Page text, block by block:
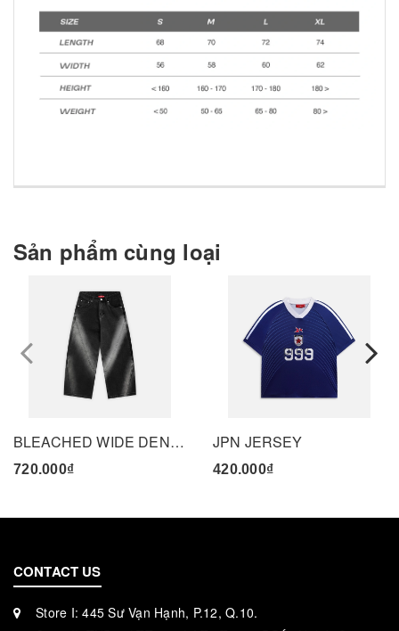
Sản phẩm cùng loại
BLEACHED WIDE DENIM PANTS - BLACK
720.000₫
JPN JERSEY
420.000₫
prev
CONTACT US
Store I: 445 Sư Vạn Hạnh, P.12, Q.10.